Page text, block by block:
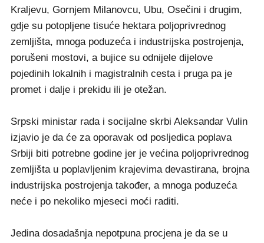
Kraljevu, Gornjem Milanovcu, Ubu, Osečini i drugim,
gdje su potopljene tisuće hektara poljoprivrednog
zemljišta, mnoga poduzeća i industrijska postrojenja,
porušeni mostovi, a bujice su odnijele dijelove
pojedinih lokalnih i magistralnih cesta i pruga pa je
promet i dalje i prekidu ili je otežan.
Srpski ministar rada i socijalne skrbi Aleksandar Vulin
izjavio je da će za oporavak od posljedica poplava
Srbiji biti potrebne godine jer je većina poljoprivrednog
zemljišta u poplavljenim krajevima devastirana, brojna
industrijska postrojenja također, a mnoga poduzeća
neće i po nekoliko mjeseci moći raditi.
Jedina dosadašnja nepotpuna procjena je da se u